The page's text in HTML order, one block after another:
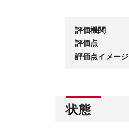
評価機関
評価点
評価点イメージ
状態